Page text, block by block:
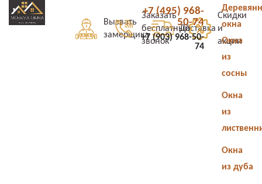
Вызвать
замерщика
Заказать
бесплатный
звонок
Доставка
Скидки
и
акции
+7 (495) 968-
50-74
+7 (903) 968-50-
74
окна
Окна
из
сосны
Окна
из
Окна
из дуба